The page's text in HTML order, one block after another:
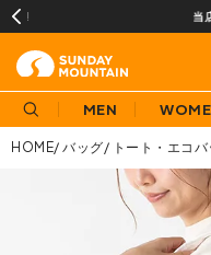
当店での
MEN
HOME バッグ トート・エコ